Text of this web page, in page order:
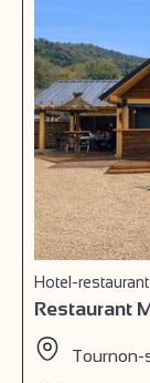
Hotel-restaurant
Restaurant
Tournon-